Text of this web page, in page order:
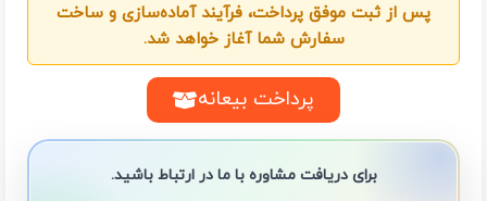
پس از ثبت موفق پرداخت، فرآیند آماده‌سازی و ساخت
سفارش شما آغاز خواهد شد.
پرداخت بیعانه
برای دریافت مشاوره با ما در ارتباط باشید.